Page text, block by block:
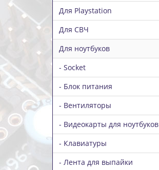
Для Playstation
Для СВЧ
Для ноутбуков
- Socket
- Блок питания
- Вентиляторы
- Видеокарты для ноутбуков
- Клавиатуры
- Лента для выпайки